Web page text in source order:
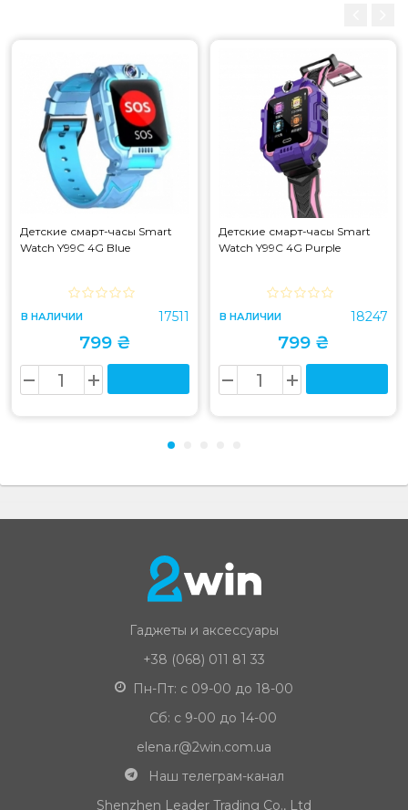
Детские смарт-часы Smart
Watch Y99C 4G Blue
В НАЛИЧИИ 17511
799 ₴
Детские смарт-часы Smart
Watch Y99C 4G Purple
В НАЛИЧИИ 18247
799 ₴
Гаджеты и аксессуары
+38 (068) 011 81 33
Пн-Пт: с 09-00 до 18-00
Сб: с 9-00 до 14-00
elena.r@2win.com.ua
Наш телеграм-канал
Shenzhen Leader Trading Co., Ltd